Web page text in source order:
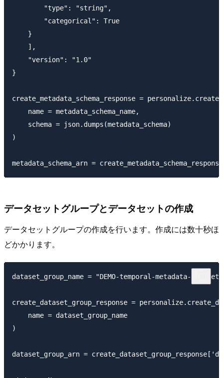
        "type": "string",
        "categorical": True
    }
    ],
    "version": "1.0"
}
create_metadata_schema_response =
    name = metadata_schema_name,
    schema = json.dumps(metadata_schema)
)
データセットグループとデータセットの作成
データセットグループの作成を行います。作成には数十秒ほ
どかかります。
dataset_group_name = "DEMO-temporal-metadata-
create_dataset_group_response =
    name = dataset_group_name
)
dataset_group_arn =